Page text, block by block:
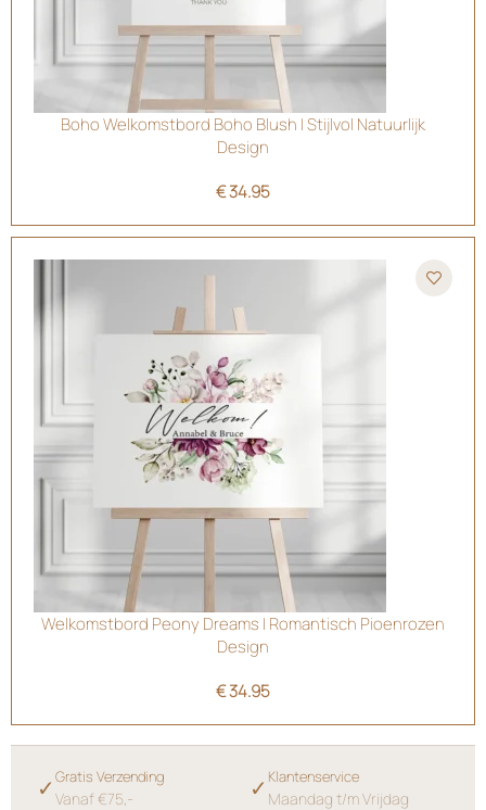
Boho Welkomstbord Boho Blush | Stijlvol Natuurlijk
Design
€34.95
Welkomstbord Peony Dreams | Romantisch Pioenrozen
Design
€34.95
✓ Gratis Verzending
Vanaf €75,- ✓ Klantenservice
Maandag t/m Vrijdag